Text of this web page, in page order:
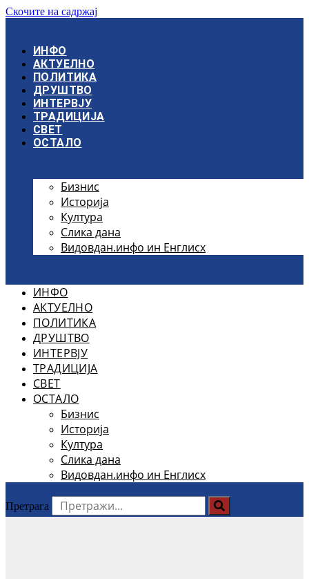
Скочите на садржај
ИНФО
АКТУЕЛНО
ПОЛИТИКА
ДРУШТВО
ИНТЕРВЈУ
ТРАДИЦИЈА
СВЕТ
ОСТАЛО
Бизнис
Историја
Култура
Слика дана
Видовдан.инфо ин Енглисх
ИНФО
АКТУЕЛНО
ПОЛИТИКА
ДРУШТВО
ИНТЕРВЈУ
ТРАДИЦИЈА
СВЕТ
ОСТАЛО
Бизнис
Историја
Култура
Слика дана
Видовдан.инфо ин Енглисх
Претрага